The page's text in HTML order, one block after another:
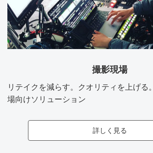
撮影現場
リテイクを減らす。クオリティを上げる
場向けソリューション
詳しく見る